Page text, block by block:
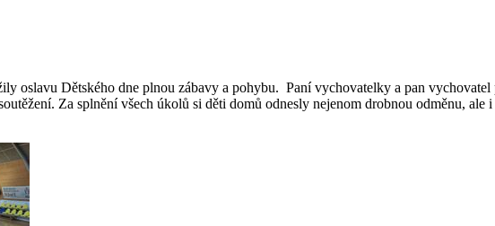
oslavu Dětského dne plnou zábavy a pohybu. Paní vychovatelky a pan
Za splnění všech úkolů si děti domů odnesly nejenom drobnou odměnu, ale